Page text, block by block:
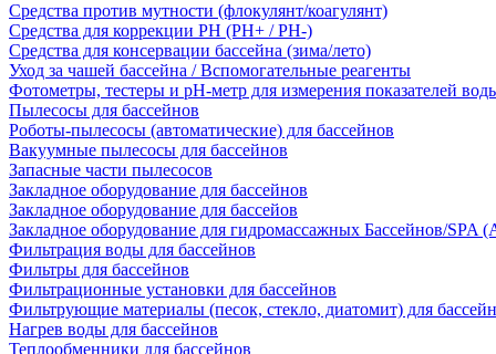
Средства против мутности (флокулянт/коагулянт)
Средства для коррекции PH (PH+ / PH-)
Средства для консервации бассейна (зима/лето)
Уход за чашей бассейна / Вспомогательные реагенты
Фотометры, тестеры и рН-метр для измерения показателей
Пылесосы для бассейнов
Роботы-пылесосы (автоматические) для бассейнов
Вакуумные пылесосы для бассейнов
Запасные части пылесосов
Закладное оборудование для бассейнов
Закладное оборудование для бассейов
Закладное оборудование для гидромассажных Бассейнов/SPA
Фильтрация воды для бассейнов
Фильтры для бассейнов
Фильтрационные установки для бассейнов
Фильтрующие материалы (песок, стекло, диатомит) для
Нагрев воды для бассейнов
Теплообменники для бассейнов